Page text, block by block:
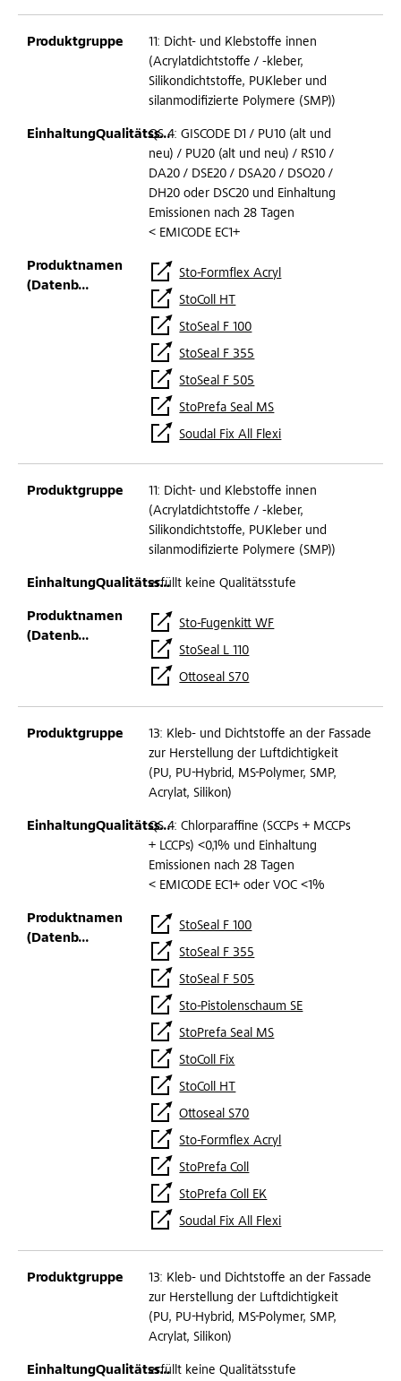
11: Dicht- und Klebstoffe innen
(Acrylatdichtstoffe / -kleber,
Silikondichtstoffe, PUKleber und
silanmodifizierte Polymere (SMP))
QS 4: GISCODE D1 / PU10 (alt und
neu) / PU20 (alt und neu) / RS10 /
DA20 / DSE20 / DSA20 / DSO20 /
DH20 oder DSC20 und Einhaltung
Emissionen nach 28 Tagen
< EMICODE EC1+
Sto-Formflex Acryl
StoColl HT
StoSeal F 100
StoSeal F 355
StoSeal F 505
StoPrefa Seal MS
Soudal Fix All Flexi
11: Dicht- und Klebstoffe innen
(Acrylatdichtstoffe / -kleber,
Silikondichtstoffe, PUKleber und
silanmodifizierte Polymere (SMP))
erfüllt keine Qualitätsstufe
Sto-Fugenkitt WF
StoSeal L 110
Ottoseal S70
13: Kleb- und Dichtstoffe an der Fassade
zur Herstellung der Luftdichtigkeit
(PU, PU-Hybrid, MS-Polymer, SMP,
Acrylat, Silikon)
QS 4: Chlorparaffine (SCCPs + MCCPs
+ LCCPs) <0,1% und Einhaltung
Emissionen nach 28 Tagen
< EMICODE EC1+ oder VOC <1%
StoSeal F 100
StoSeal F 355
StoSeal F 505
Sto-Pistolenschaum SE
StoPrefa Seal MS
StoColl Fix
StoColl HT
Ottoseal S70
Sto-Formflex Acryl
StoPrefa Coll
StoPrefa Coll EK
Soudal Fix All Flexi
13: Kleb- und Dichtstoffe an der Fassade
zur Herstellung der Luftdichtigkeit
(PU, PU-Hybrid, MS-Polymer, SMP,
Acrylat, Silikon)
erfüllt keine Qualitätsstufe